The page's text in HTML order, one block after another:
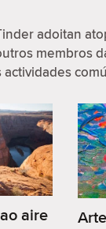
adoitan
membros
aire